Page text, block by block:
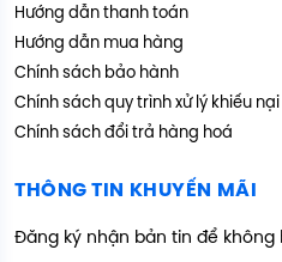
Hướng dẫn thanh toán
Hướng dẫn mua hàng
Chính sách bảo hành
Chính sách quy trình xử lý khiếu nại
Chính sách đổi trả hàng hoá
THÔNG TIN KHUYẾN MÃI
Đăng ký nhận bản tin để